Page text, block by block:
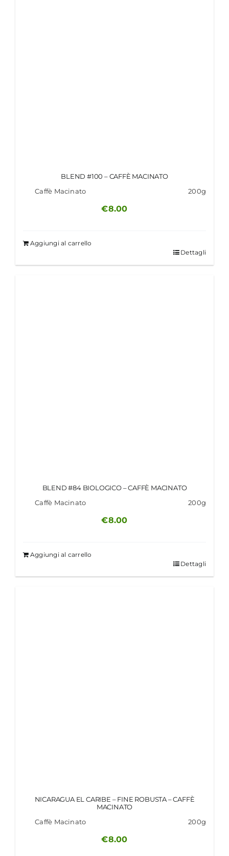
BLEND #100 – CAFFÈ MACINATO
Caffè Macinato
200g
€8.00
Aggiungi al carrello
Dettagli
BLEND #84 BIOLOGICO – CAFFÈ MACINATO
Caffè Macinato
200g
€8.00
Aggiungi al carrello
Dettagli
NICARAGUA EL CARIBE – FINE ROBUSTA – CAFFÈ
MACINATO
Caffè Macinato
200g
€8.00